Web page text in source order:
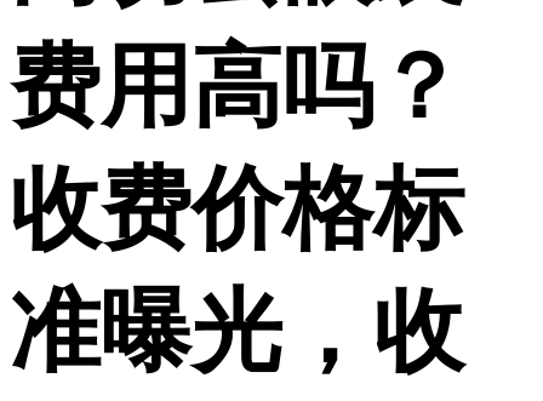
费用高吗？
收费价格标
准曝光，收